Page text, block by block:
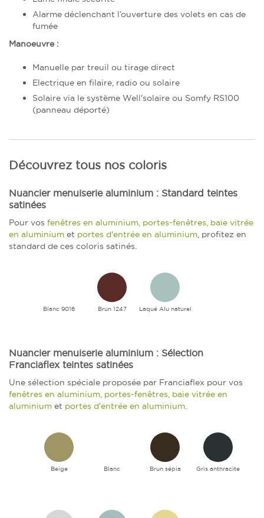
Alarme déclenchant l’ouverture des volets en cas de
fumée
Manoeuvre :
Manuelle par treuil ou tirage direct
Electrique en filaire, radio ou solaire
Solaire via le système Well'solaire ou Somfy RS100
(panneau déporté)
Découvrez tous nos coloris
Nuancier menuiserie aluminium : Standard teintes
satinées
Pour vos fenêtres en aluminium, portes-fenêtres, baie vitrée
en aluminium et portes d'entrée en aluminium, profitez en
standard de ces coloris satinés.
Blanc 9016 Brun 1247 Laqué Alu naturel
Nuancier menuiserie aluminium : Sélection
Franciaflex teintes satinées
Une sélection spéciale proposée par Franciaflex pour vos
fenêtres en aluminium, portes-fenêtres, baie vitrée en
aluminium et portes d'entrée en aluminium.
Beige Blanc Brun sépia Gris anthracite